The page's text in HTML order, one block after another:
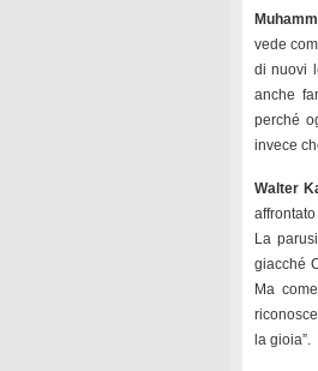
vede
di nuovi
anche
perché
invece
Walter
La
giacché
Ma
la gioia”.